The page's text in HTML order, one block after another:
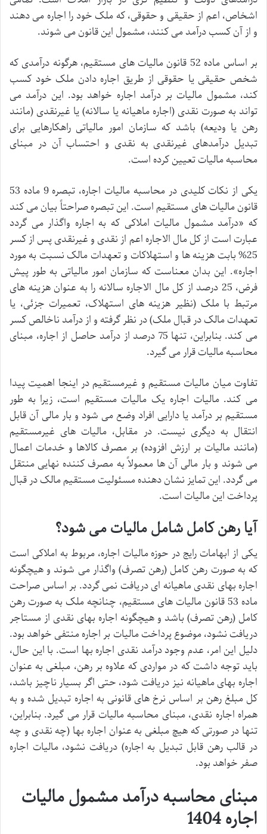
اشخاص، اعم از حقیقی و حقوقی، که ملک خود را اجاره می دهند
و از آن کسب درآمد می کنند، مشمول این قانون می شوند.
بر اساس ماده 52 قانون مالیات های مستقیم، هرگونه درآمدی که
شخص حقیقی یا حقوقی از طریق اجاره دادن ملک خود کسب
کند، مشمول مالیات بر درآمد اجاره خواهد بود. این درآمد می
تواند به صورت نقدی (اجاره ماهیانه یا سالانه) یا غیرنقدی (مانند
رهن یا ودیعه) باشد که سازمان امور مالیاتی راهکارهایی برای
تبدیل درآمدهای غیرنقدی به نقدی و احتساب آن در مبنای
محاسبه مالیات تعیین کرده است.
یکی از نکات کلیدی در محاسبه مالیات اجاره، تبصره 9 ماده 53
قانون مالیات های مستقیم است. این تبصره صراحتاً بیان می کند
که «درآمد مشمول مالیات املاکی که به اجاره واگذار می گردد
عبارت است از کل مال الاجاره اعم از نقدی و غیرنقدی پس از کسر
25% بابت هزینه ها و استهلاکات و تعهدات مالک نسبت به مورد
اجاره». این بدان معناست که سازمان امور مالیاتی به طور پیش
فرض، 25 درصد از کل مال الاجاره سالانه را به عنوان هزینه های
مرتبط با ملک (نظیر هزینه های استهلاک، تعمیرات جزئی، یا
تعهدات مالک در قبال ملک) در نظر گرفته و از درآمد ناخالص کسر
می کند. بنابراین، تنها 75 درصد از درآمد حاصل از اجاره، مبنای
محاسبه مالیات قرار می گیرد.
تفاوت میان مالیات مستقیم و غیرمستقیم در اینجا اهمیت پیدا
می کند. مالیات اجاره یک مالیات مستقیم است، زیرا به طور
مستقیم بر درآمد یا دارایی افراد وضع می شود و بار مالی آن قابل
انتقال به دیگری نیست. در مقابل، مالیات های غیرمستقیم
(مانند مالیات بر ارزش افزوده) بر مصرف کالاها و خدمات اعمال
می شوند و بار مالی آن ها معمولاً به مصرف کننده نهایی منتقل
می گردد. این تمایز نشان دهنده مسئولیت مستقیم مالک در قبال
پرداخت این مالیات است.
آیا رهن کامل شامل مالیات می شود؟
یکی از ابهامات رایج در حوزه مالیات اجاره، مربوط به املاکی است
که به صورت رهن کامل (رهن تصرف) واگذار می شوند و هیچگونه
اجاره بهای نقدی ماهیانه ای دریافت نمی گردد. بر اساس صراحت
ماده 53 قانون مالیات های مستقیم، چنانچه ملک به صورت رهن
کامل (رهن تصرف) باشد و هیچگونه اجاره بهای نقدی از مستاجر
دریافت نشود، موضوع پرداخت مالیات بر اجاره منتفی خواهد بود.
دلیل این امر، عدم وجود درآمد نقدی اجاره بها است. با این حال،
باید توجه داشت که در مواردی که علاوه بر رهن، مبلغی به عنوان
اجاره بهای ماهیانه نیز دریافت شود، حتی اگر بسیار ناچیز باشد،
کل مبلغ رهن بر اساس نرخ های قانونی به اجاره تبدیل شده و به
همراه اجاره نقدی، مبنای محاسبه مالیات قرار می گیرد. بنابراین،
تنها در صورتی که هیچ مبلغی به عنوان اجاره بها (چه نقدی و چه
در قالب رهن قابل تبدیل به اجاره) دریافت نشود، مالیات اجاره
صفر خواهد بود.
مبنای محاسبه درآمد مشمول مالیات
اجاره 1404